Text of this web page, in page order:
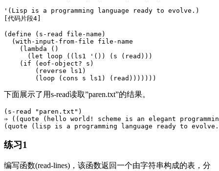
'(Lisp is a programming language ready to evolve.)
[代码片段4]
(define (s-read file-name)
  (with-input-from-file file-name
    (lambda ()
      (let loop ((ls1 '()) (s (read)))
    (if (eof-object? s)
        (reverse ls1)
下面展示了用s-read读取”paren.txt”的结果。
(s-read "paren.txt")
⇒ ((quote (hello world! scheme is an elegant
练习1
编写函数(read-lines)，该函数返回一个由字符串构成的表，分